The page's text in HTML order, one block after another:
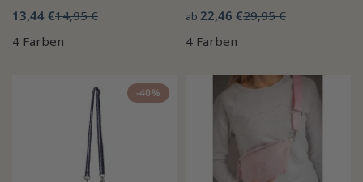
13,44 €14,95 €
4 Farben
ab 22,46 €29,95 €
4 Farben
-40%